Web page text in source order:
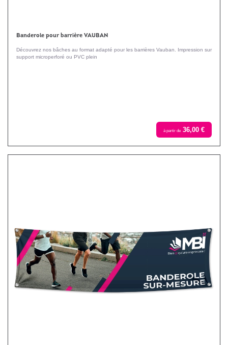
Banderole pour barrière VAUBAN
Découvrez nos bâches au format adapté pour les barrières Vauban. Impression sur
support microperforé ou PVC plein
à partir de 36,00 €